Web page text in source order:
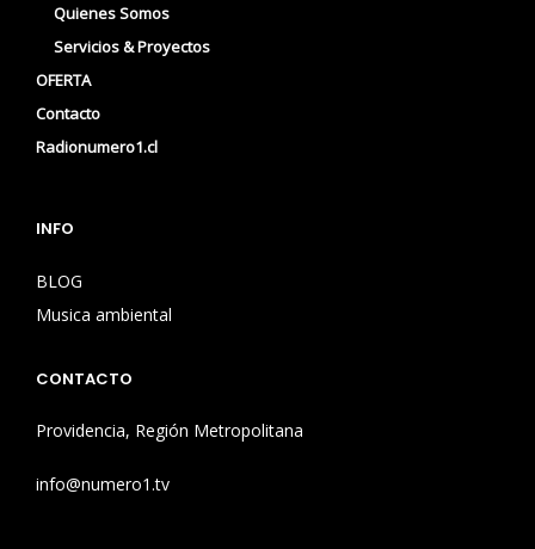
Quienes Somos
Servicios & Proyectos
OFERTA
Contacto
Radionumero1.cl
INFO
BLOG
Musica ambiental
CONTACTO
Providencia, Región Metropolitana
info@numero1.tv